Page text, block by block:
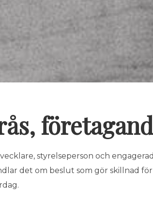
styrelseperson och
det om beslut som gör skillnad